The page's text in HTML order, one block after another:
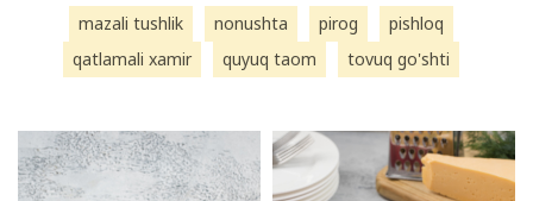
mazali tushlik nonushta pirog
pishloq
qatlamali xamir
quyuq taom tovuq go'shti